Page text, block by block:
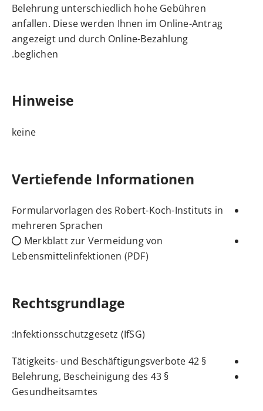
Belehrung unterschiedlich hohe Gebühren
anfallen. Diese werden Ihnen im Online-Antrag
angezeigt und durch Online-Bezahlung
beglichen.
Hinweise
keine
Vertiefende Informationen
Formularvorlagen des Robert-Koch-Instituts in
mehreren Sprachen
Merkblatt zur Vermeidung von
Lebensmittelinfektionen (PDF)
Rechtsgrundlage
Infektionsschutzgesetz (IfSG)
:
§ 42
Tätigkeits- und Beschäftigungsverbote
§ 43 Belehrung, Bescheinigung des
Gesundheitsamtes